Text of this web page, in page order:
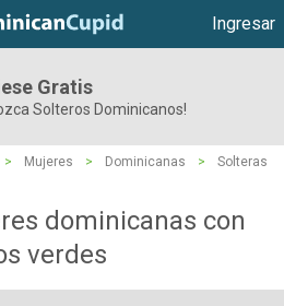
Ingresar
Gratis
Solteros Dominicanos!
> Mujeres > Dominicanas >
Solteras
dominicanas con
verdes